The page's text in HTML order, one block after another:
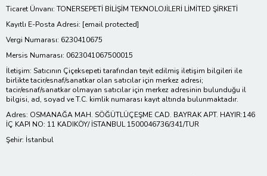
Ticaret Ünvanı: TONERSEPETİ BİLİŞİM TEKNOLOJİLERİ LİMİTED ŞİRKETİ
Kayıtlı E-Posta Adresi: [email protected]
Vergi Numarası: 6230410675
Mersis Numarası: 0623041067500015
İletişim: Satıcının Çiçeksepeti tarafından teyit edilmiş iletişim bilgileri ile
birlikte tacir/esnaf/sanatkar olan satıcılar için merkez adresi;
tacir/esnaf/sanatkar olmayan satıcılar için merkez adresinin bulunduğu il
bilgisi, ad, soyad ve T.C. kimlik numarası kayıt altında bulunmaktadır.
Adres: OSMANAĞA MAH. SÖĞÜTLÜÇEŞME CAD. BAYRAK APT. HAYIR:146
İÇ KAPI NO: 11 KADIKÖY/ İSTANBUL 1500046736/341/TUR
Şehir: İstanbul